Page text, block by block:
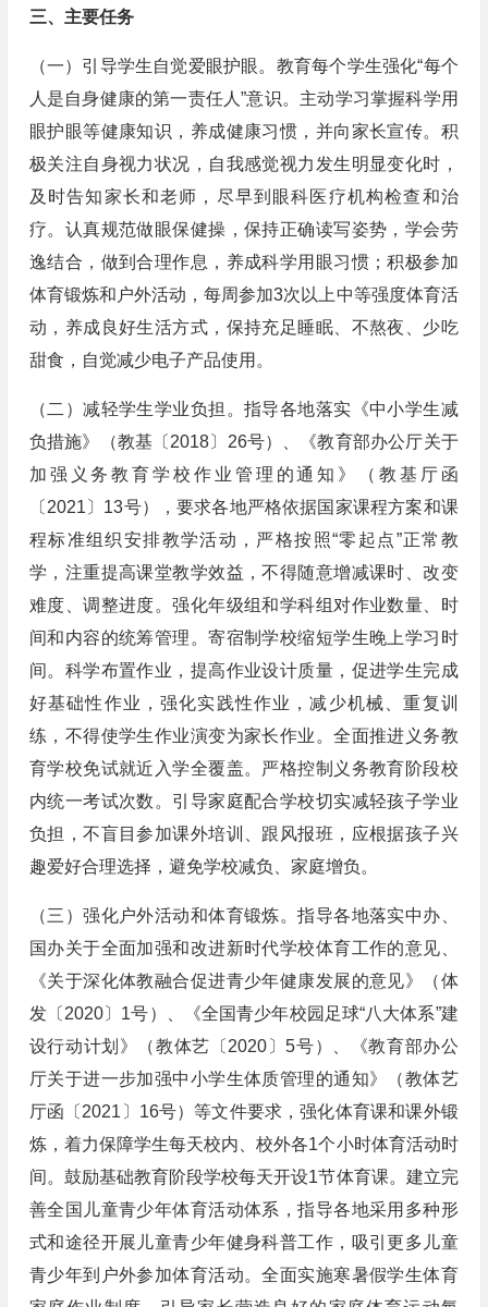
三、主要任务
（一）引导学生自觉爱眼护眼。教育每个学生强化“每个
人是自身健康的第一责任人”意识。主动学习掌握科学用
眼护眼等健康知识，养成健康习惯，并向家长宣传。积
极关注自身视力状况，自我感觉视力发生明显变化时，
及时告知家长和老师，尽早到眼科医疗机构检查和治
疗。认真规范做眼保健操，保持正确读写姿势，学会劳
逸结合，做到合理作息，养成科学用眼习惯；积极参加
体育锻炼和户外活动，每周参加3次以上中等强度体育活
动，养成良好生活方式，保持充足睡眠、不熬夜、少吃
甜食，自觉减少电子产品使用。
（二）减轻学生学业负担。指导各地落实《中小学生减
负措施》（教基〔2018〕26号）、《教育部办公厅关于
加强义务教育学校作业管理的通知》（教基厅函
〔2021〕13号），要求各地严格依据国家课程方案和课
程标准组织安排教学活动，严格按照“零起点”正常教
学，注重提高课堂教学效益，不得随意增减课时、改变
难度、调整进度。强化年级组和学科组对作业数量、时
间和内容的统筹管理。寄宿制学校缩短学生晚上学习时
间。科学布置作业，提高作业设计质量，促进学生完成
好基础性作业，强化实践性作业，减少机械、重复训
练，不得使学生作业演变为家长作业。全面推进义务教
育学校免试就近入学全覆盖。严格控制义务教育阶段校
内统一考试次数。引导家庭配合学校切实减轻孩子学业
负担，不盲目参加课外培训、跟风报班，应根据孩子兴
趣爱好合理选择，避免学校减负、家庭增负。
（三）强化户外活动和体育锻炼。指导各地落实中办、
国办关于全面加强和改进新时代学校体育工作的意见、
《关于深化体教融合促进青少年健康发展的意见》（体
发〔2020〕1号）、《全国青少年校园足球“八大体系”建
设行动计划》（教体艺〔2020〕5号）、《教育部办公
厅关于进一步加强中小学生体质管理的通知》（教体艺
厅函〔2021〕16号）等文件要求，强化体育课和课外锻
炼，着力保障学生每天校内、校外各1个小时体育活动时
间。鼓励基础教育阶段学校每天开设1节体育课。建立完
善全国儿童青少年体育活动体系，指导各地采用多种形
式和途径开展儿童青少年健身科普工作，吸引更多儿童
青少年到户外参加体育活动。全面实施寒暑假学生体育